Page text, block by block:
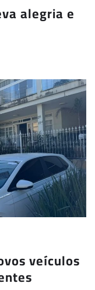
alegria e
veículos